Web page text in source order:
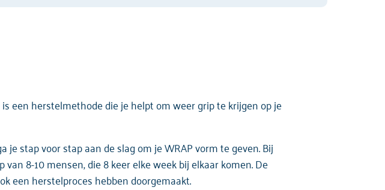
een herstelmethode die je helpt om weer grip te krijgen op je
stap voor stap aan de slag om je WRAP vorm te geven. Bij
8-10 mensen, die 8 keer elke week bij elkaar komen. De
een herstelproces hebben doorgemaakt.